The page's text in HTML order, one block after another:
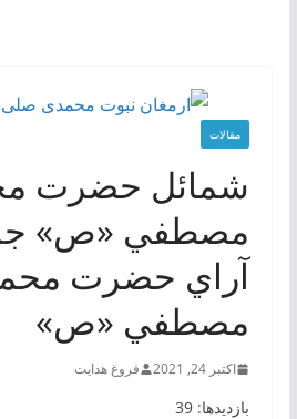
مقالات
شمائل حضرت
مصطفي «ص»
آراي حضرت
مصطفي «ص»
اکتبر 24, 2021 فروغ هدایت
بازدیدها: 39